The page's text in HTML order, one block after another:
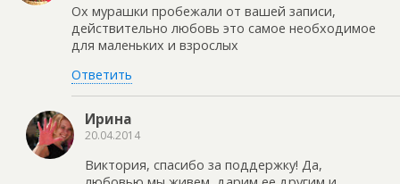
Ох мурашки пробежали от вашей записи,
действительно любовь это самое необходимое
для маленьких и взрослых
Ответить
Ирина
20.04.2014
Виктория, спасибо за поддержку! Да,